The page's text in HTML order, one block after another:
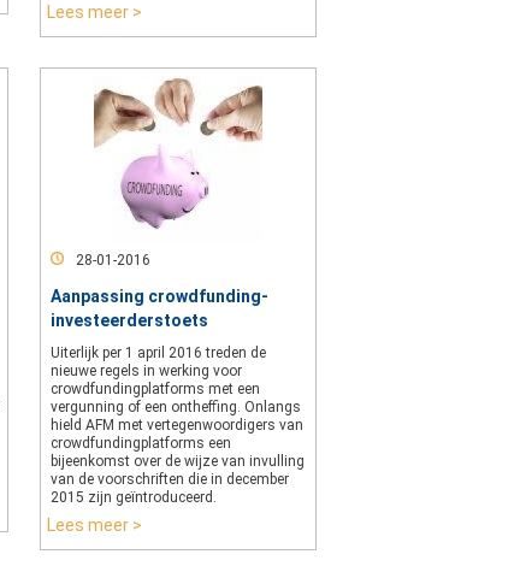
Lees meer >
28-01-2016
Aanpassing crowdfunding-
investeerderstoets
Uiterlijk per 1 april 2016 treden de
nieuwe regels in werking voor
crowdfundingplatforms met een
vergunning of een ontheffing. Onlangs
hield AFM met vertegenwoordigers van
crowdfundingplatforms een
bijeenkomst over de wijze van invulling
van de voorschriften die in december
2015 zijn geïntroduceerd.
Lees meer >